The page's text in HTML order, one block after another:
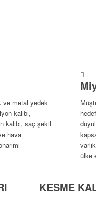
ve metal yedek
kalıbı,
kalıbı, saç şekil
hava
ülke
KESME